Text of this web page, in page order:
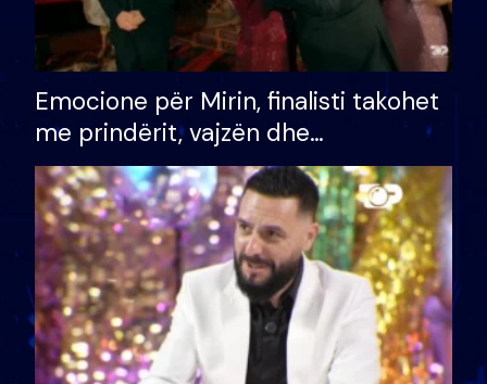
Emocione për Mirin, finalisti takohet
me prindërit, vajzën dhe
bashkëshorten: S’kemi ndonjë letër
divorci apo jo?